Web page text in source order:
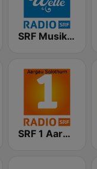
SRF Musikwelle
SRF 1 Aargau Solothurn